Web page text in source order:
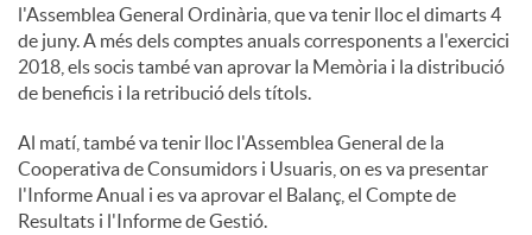
u
t
s
l'Assemblea General Ordinària, que va tenir lloc el dimarts 4
de juny. A més dels comptes anuals corresponents a l'exercici
2018, els socis també van aprovar la Memòria i la distribució
de beneficis i la retribució dels títols.
Al matí, també va tenir lloc l'Assemblea General de la
Cooperativa de Consumidors i Usuaris, on es va presentar
l'Informe Anual i es va aprovar el Balanç, el Compte de
Resultats i l'Informe de Gestió.